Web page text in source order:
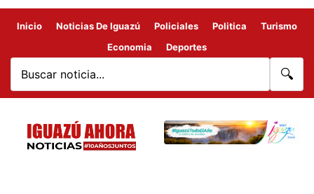
Inicio Noticias De Iguazú Policiales Politica
Turismo
Economia
Deportes
🔍